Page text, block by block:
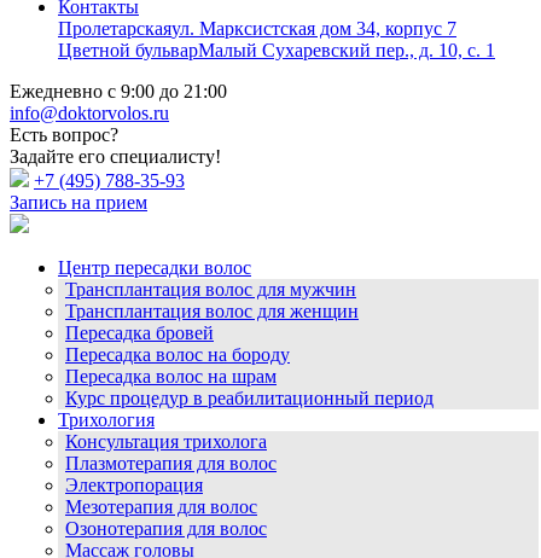
Контакты
Пролетарскаяул. Марксистская дом 34, корпус 7
Цветной бульварМалый Сухаревский пер., д. 10, с. 1
Ежедневно с 9:00 до 21:00
info@doktorvolos.ru
Есть вопрос?
Задайте его специалисту!
+7 (495) 788-35-93
Запись на прием
Центр пересадки волос
Трансплантация волос для мужчин
Трансплантация волос для женщин
Пересадка бровей
Пересадка волос на бороду
Пересадка волос на шрам
Курс процедур в реабилитационный период
Трихология
Консультация трихолога
Плазмотерапия для волос
Электропорация
Мезотерапия для волос
Озонотерапия для волос
Массаж головы